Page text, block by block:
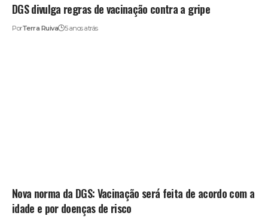
DGS divulga regras de vacinação contra a gripe
PorTerra Ruiva 5 anos atrás
Nova norma da DGS: Vacinação será feita de acordo com a
idade e por doenças de risco